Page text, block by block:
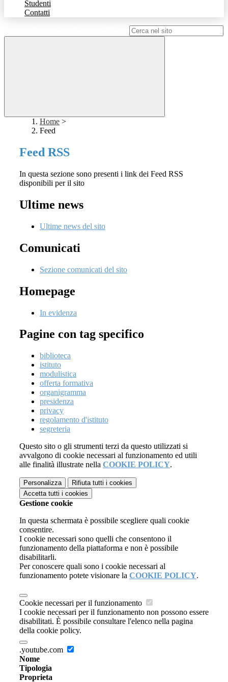
Studenti
Contatti
Home >
Feed
Feed RSS
In questa sezione sono presenti i link dei Feed RSS
disponibili per il sito
Ultime news
Ultime news del sito
Comunicati
Sezione comunicati del sito
Homepage
In evidenza
Pagine con tag specifico
biblioteca
istituto
modulistica
offerta formativa
organigramma
presidenza
privacy
regolamento d'istituto
segreteria
Questo sito o gli strumenti terzi da questo utilizzati si
avvalgono di cookie necessari al funzionamento ed utili
alle finalità illustrate nella COOKIE POLICY.
Personalizza Rifiuta tutti i cookies
Accetta tutti i cookies
Gestione cookie
In questa schermata è possibile scegliere quali cookie
consentire.
I cookie necessari sono quelli che consentono il
funzionamento della piattaforma e non è possibile
disabilitarli.
Per conoscere quali sono i cookie necessari al
funzionamento potete visionare la COOKIE POLICY.
Cookie necessari per il funzionamento
I cookie necessari per il funzionamento non possono essere
disabilitati. È possibile consultare l'elenco nella pagina
della cookie policy.
.youtube.com
Nome
Tipologia
Proprieta